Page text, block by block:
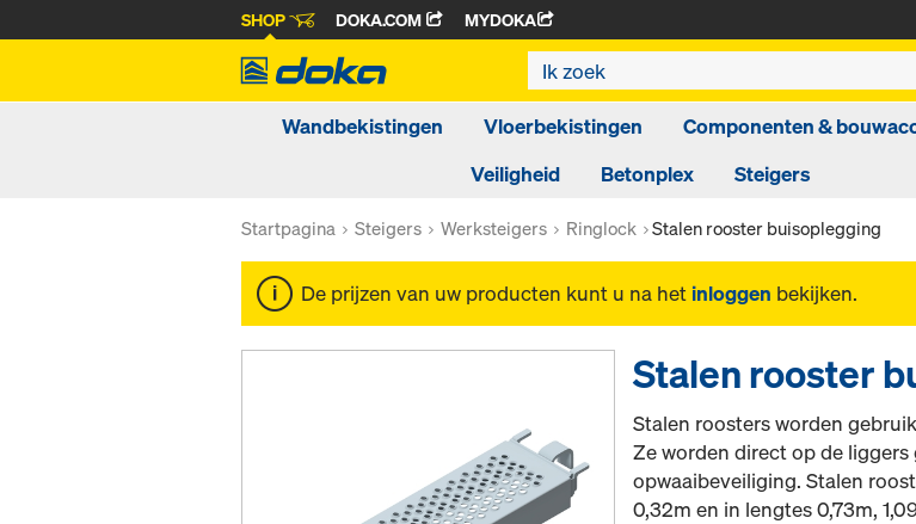
SHOP DOKA.COM MYDOKA
Wandbekistingen Vloerbekistingen
Componenten &
Veiligheid
Betonplex Steigers
Startpagina Steigers Werksteigers Ringlock Stalen rooster buisoplegging
De prijzen van uw producten kunt u na het inloggen bekijken.
Stalen rooster
Stalen roosters worden
Ze worden direct op de
opwaaibeveiliging. Stalen
0,32m en in lengtes 0,73m,